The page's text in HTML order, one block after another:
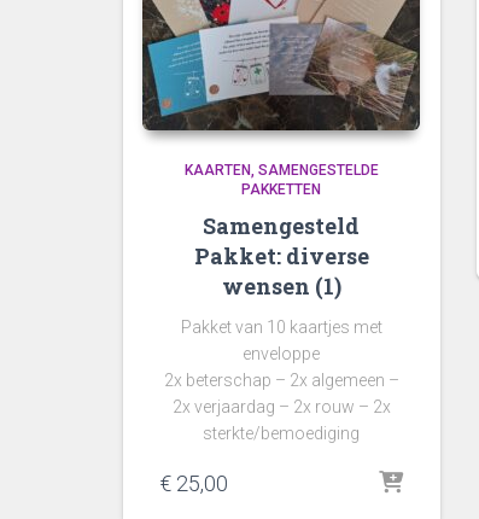
KAARTEN SAMENGESTELDE
PAKKETTEN
Samengesteld
Pakket: diverse
wensen (1)
Pakket van 10 kaartjes met
enveloppe
2x beterschap – 2x algemeen –
2x verjaardag – 2x rouw – 2x
sterkte/bemoediging
€ 25,00